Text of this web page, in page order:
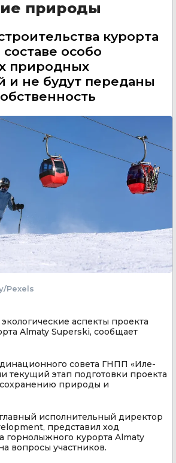
природы
курорта
составе особо
природных
и не будут переданы
Pexels
аспекты проекта
Almaty Superski, сообщает
совета ГНПП «Иле-
текущий этап подготовки проекта
природы и
исполнительный директор
представил ход
горнолыжного курорта Almaty
вопросы участников.